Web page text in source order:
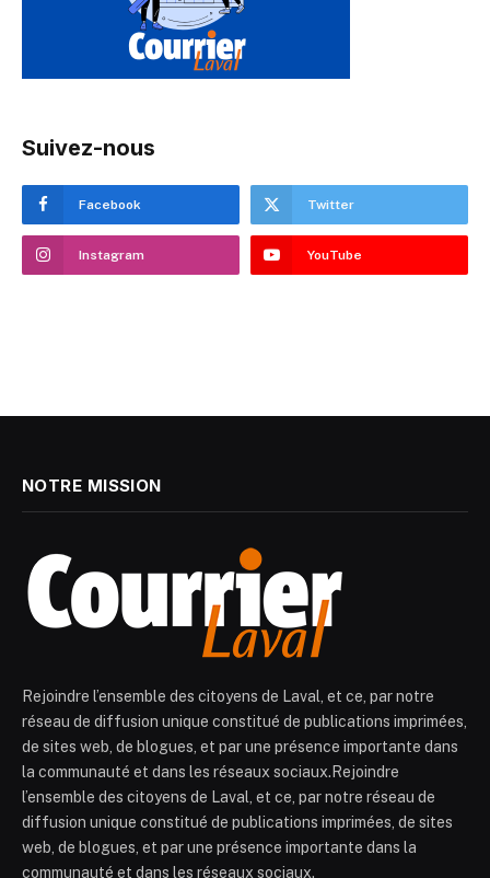
Suivez-nous
Facebook Twitter
Instagram YouTube
NOTRE MISSION
Rejoindre l’ensemble des citoyens de Laval, et ce, par notre
réseau de diffusion unique constitué de publications imprimées,
de sites web, de blogues, et par une présence importante dans
la communauté et dans les réseaux sociaux.Rejoindre
l’ensemble des citoyens de Laval, et ce, par notre réseau de
diffusion unique constitué de publications imprimées, de sites
web, de blogues, et par une présence importante dans la
communauté et dans les réseaux sociaux.